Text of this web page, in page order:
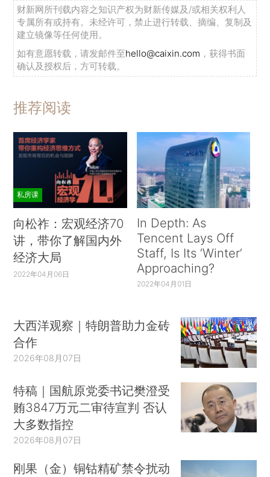
财新网所刊载内容之知识产权为财新传媒及/或相关权利人
专属所有或持有。未经许可，禁止进行转载、摘编、复制及
建立镜像等任何使用。
如有意愿转载，请发邮件至hello@caixin.com ，获得书面
确认及授权后，方可转载。
推荐阅读
私房课
向松祚：宏观经济70
讲，带你了解国内外
经济大局
2022年04月06日
In Depth: As
Tencent Lays Off
Staff, Is Its ‘Winter’
Approaching?
2022年04月01日
大西洋观察｜特朗普助力金砖
合作
2026年08月07日
特稿｜国航原党委书记樊澄受
贿3847万元二审待宣判 否认
大多数指控
2026年08月07日
刚果（金）铜钴精矿禁令扰动